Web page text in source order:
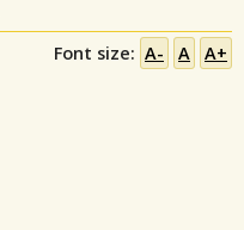
Font size: A- A A+